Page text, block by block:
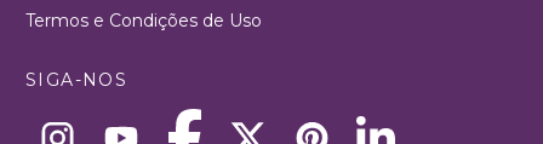
Termos e Condições de Uso
SIGA-NOS